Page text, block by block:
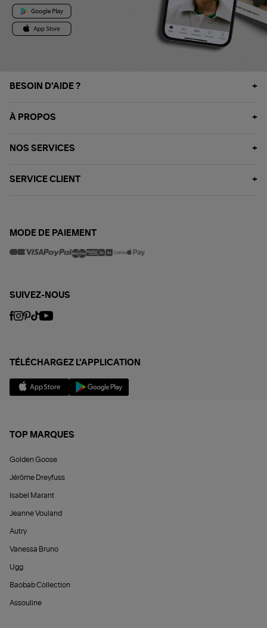
BESOIN D'AIDE ?
À PROPOS
NOS SERVICES
SERVICE CLIENT
MODE DE PAIEMENT
SUIVEZ-NOUS
TÉLÉCHARGEZ L'APPLICATION
TOP MARQUES
Golden Goose
Jérôme Dreyfuss
Isabel Marant
Jeanne Vouland
Autry
Vanessa Bruno
Ugg
Baobab Collection
Assouline